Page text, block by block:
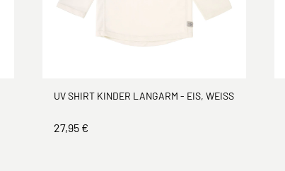
UV SHIRT KINDER LANGARM - EIS, WEISS
27,95 €